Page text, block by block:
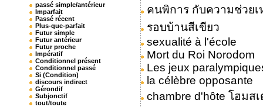
passé simple/antérieur
Imparfait
Passé récent
Plus-que-parfait
Futur simple
Futur antérieur
Futur proche
Impératif
Conditionnel présent
Conditionnel passé
Si (Condition)
discours indirect
Gérondif
Subjonctif
tout/toute
คนพิการ กับความช่วยเ
รอบบ้านสีเขียว
sexualité à l'école
Mort du Roi Norodom
Les jeux
la célèbre opposante
chambre d'hôte โฮมสเ